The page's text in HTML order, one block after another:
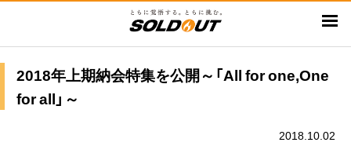
ン
テ
2018年上期納会特集を公開～「All for one,One
for all」～
2018.10.02